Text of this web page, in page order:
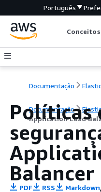
Português
Documentação
Documentação
Application Load
Políticas
Balancer
PDF RSS Markdown